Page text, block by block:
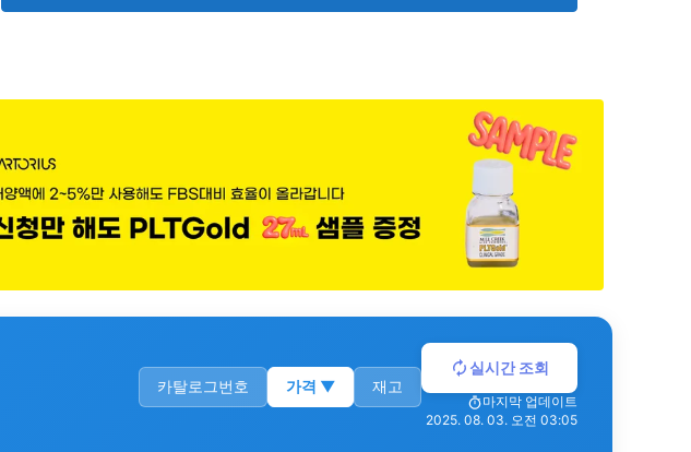
카탈로그번호 가격 ▼ 재고
실시간 조회
마지막 업데이트
2025. 08. 03. 오전 03:05